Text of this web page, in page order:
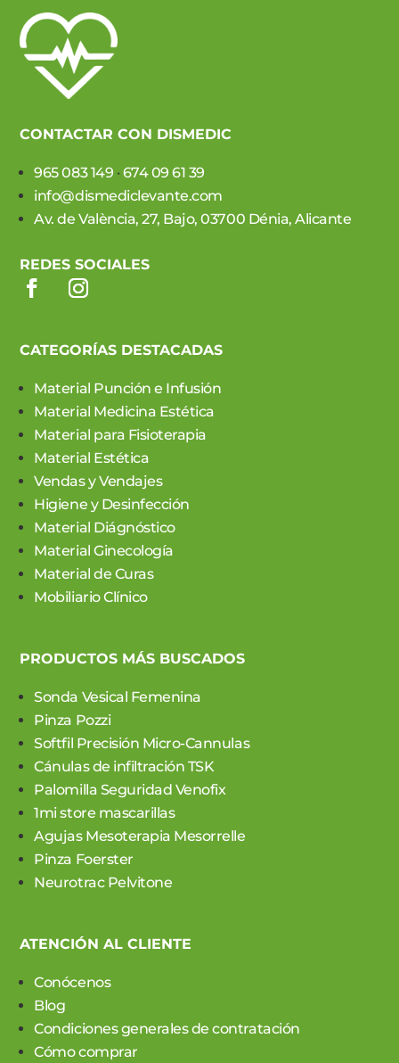
CONTACTAR CON DISMEDIC
965 083 149 · 674 09 61 39
info@dismediclevante.com
Av. de València, 27, Bajo, 03700 Dénia, Alicante
REDES SOCIALES
CATEGORÍAS DESTACADAS
Material Punción e Infusión
Material Medicina Estética
Material para Fisioterapia
Material Estética
Vendas y Vendajes
Higiene y Desinfección
Material Diágnóstico
Material Ginecología
Material de Curas
Mobiliario Clínico
PRODUCTOS MÁS BUSCADOS
Sonda Vesical Femenina
Pinza Pozzi
Softfil Precisión Micro-Cannulas
Cánulas de infiltración TSK
Palomilla Seguridad Venofix
1mi store mascarillas
Agujas Mesoterapia Mesorrelle
Pinza Foerster
Neurotrac Pelvitone
ATENCIÓN AL CLIENTE
Conócenos
Blog
Condiciones generales de contratación
Cómo comprar